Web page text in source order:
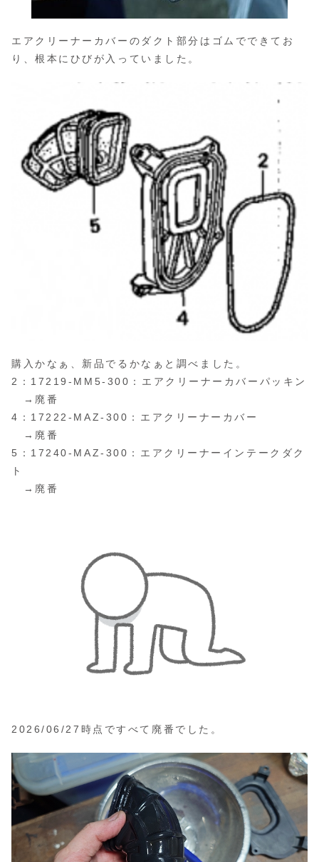
エアクリーナーカバーのダクト部分はゴムでできてお
り、根本にひびが入っていました。
購入かなぁ、新品でるかなぁと調べました。
2：17219-MM5-300：エアクリーナーカバーパッキン
→廃番
4：17222-MAZ-300：エアクリーナーカバー
→廃番
5：17240-MAZ-300：エアクリーナーインテークダク
ト
→廃番
2026/06/27時点ですべて廃番でした。